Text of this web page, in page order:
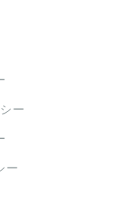
ー
ー